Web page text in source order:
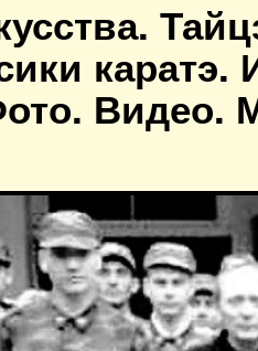
каратэ.
Видео.